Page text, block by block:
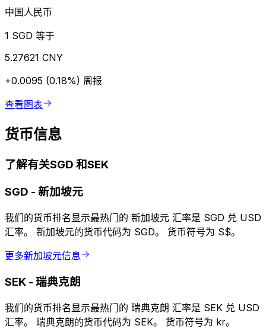
中国人民币
1 SGD 等于
5.27621 CNY
+0.0095 (0.18%) 周报
查看图表
货币信息
了解有关SGD 和SEK
SGD - 新加坡元
我们的货币排名显示最热门的 新加坡元 汇率是 SGD 兑 USD
汇率。 新加坡元的货币代码为 SGD。 货币符号为 S$。
更多新加坡元信息
SEK - 瑞典克朗
我们的货币排名显示最热门的 瑞典克朗 汇率是 SEK 兑 USD
汇率。 瑞典克朗的货币代码为 SEK。 货币符号为 kr。